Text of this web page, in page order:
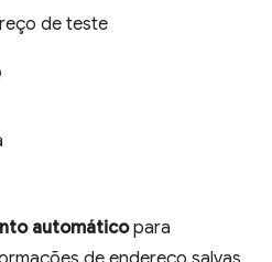
de teste
automáticopara